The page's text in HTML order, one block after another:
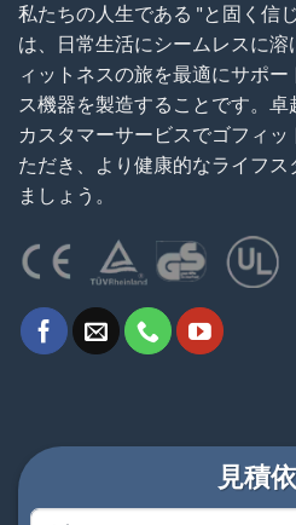
私たちの人生である "と固く信
は、日常生活にシームレスに
ィットネスの旅を最適にサポ
ス機器を製造することです。
カスタマーサービスでゴフィ
ただき、より健康的なライフ
ましょう。
見積